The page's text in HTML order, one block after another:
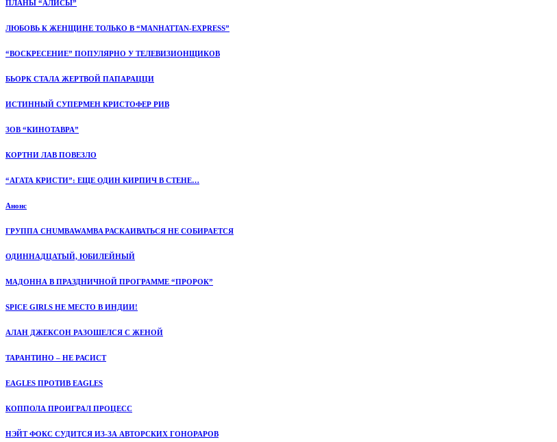
ПЛАНЫ “АЛИСЫ”
ЛЮБОВЬ К ЖЕНЩИНЕ ТОЛЬКО В “MANHATTAN-EXPRESS”
“ВОСКРЕСЕНИЕ” ПОПУЛЯРНО У ТЕЛЕВИЗИОНЩИКОВ
БЬОРК СТАЛА ЖЕРТВОЙ ПАПАРАЦЦИ
ИСТИННЫЙ СУПЕРМЕН КРИСТОФЕР РИВ
ЗОВ “КИНОТАВРА”
КОРТНИ ЛАВ ПОВЕЗЛО
“АГАТА КРИСТИ”: ЕЩЕ ОДИН КИРПИЧ В СТЕНЕ…
Анонс
ГРУППА CHUMBAWAMBA РАСКАИВАТЬСЯ НЕ СОБИРАЕТСЯ
ОДИННАДЦАТЫЙ, ЮБИЛЕЙНЫЙ
МАДОННА В ПРАЗДНИЧНОЙ ПРОГРАММЕ “ПРОРОК”
SPICE GIRLS НЕ МЕСТО В ИНДИИ!
АЛАН ДЖЕКСОН РАЗОШЕЛСЯ С ЖЕНОЙ
ТАРАНТИНО – НЕ РАСИСТ
EAGLES ПРОТИВ EAGLES
КОППОЛА ПРОИГРАЛ ПРОЦЕСС
НЭЙТ ФОКС СУДИТСЯ ИЗ-ЗА АВТОРСКИХ ГОНОРАРОВ